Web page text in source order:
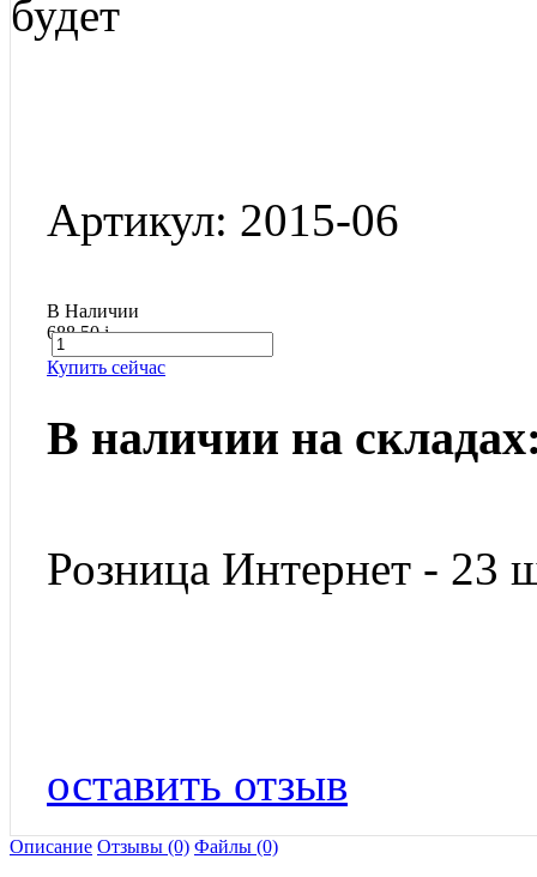
Артикул: 2015-06
В Наличии
688.50i
Купить сейчас
В наличии на
Розница Интернет - 23
оставить отзыв
Описание Отзывы (0) Файлы (0)